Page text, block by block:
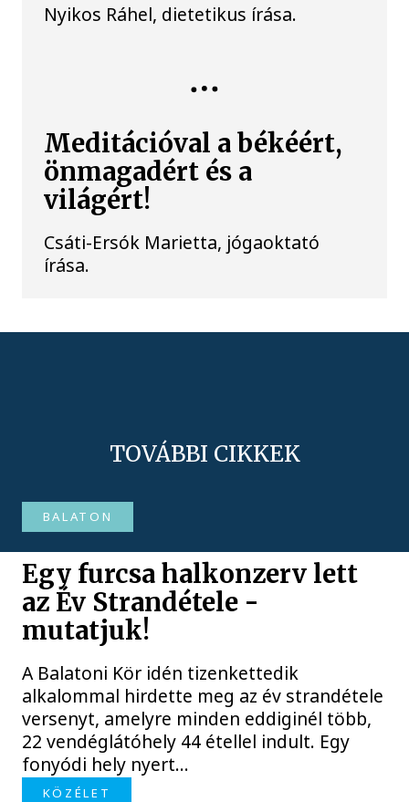
Nyikos Ráhel, dietetikus írása.
Meditációval a békéért,
önmagadért és a
világért!
Csáti-Ersók Marietta, jógaoktató
írása.
TOVÁBBI CIKKEK
BALATON
Egy furcsa halkonzerv lett
az Év Strandétele -
mutatjuk!
A Balatoni Kör idén tizenkettedik
alkalommal hirdette meg az év strandétele
versenyt, amelyre minden eddiginél több,
22 vendéglátóhely 44 étellel indult. Egy
fonyódi hely nyert...
KÖZÉLET